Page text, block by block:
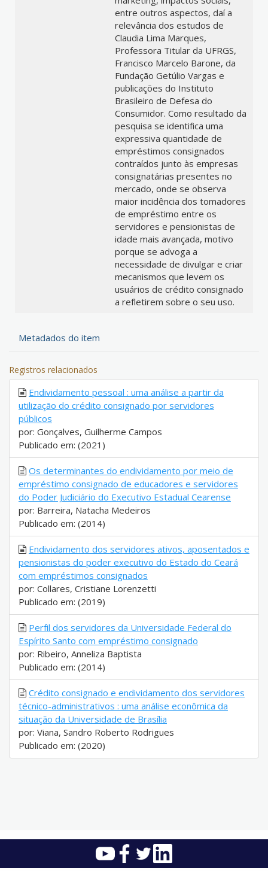
entre outros aspectos, daí a
relevância dos estudos de
Claudia Lima Marques,
Professora Titular da UFRGS,
Francisco Marcelo Barone, da
Fundação Getúlio Vargas e
publicações do Instituto
Brasileiro de Defesa do
Consumidor. Como resultado da
pesquisa se identifica uma
expressiva quantidade de
empréstimos consignados
contraídos junto às empresas
consignatárias presentes no
mercado, onde se observa
maior incidência dos tomadores
de empréstimo entre os
servidores e pensionistas de
idade mais avançada, motivo
porque se advoga a
necessidade de divulgar e criar
mecanismos que levem os
usuários de crédito consignado
a refletirem sobre o seu uso.
Metadados do item
Registros relacionados
Endividamento pessoal : uma análise a partir da
utilização do crédito consignado por servidores
públicos
por: Gonçalves, Guilherme Campos
Publicado em: (2021)
Os determinantes do endividamento por meio de
empréstimo consignado de educadores e servidores
do Poder Judiciário do Executivo Estadual Cearense
por: Barreira, Natacha Medeiros
Publicado em: (2014)
Endividamento dos servidores ativos, aposentados e
pensionistas do poder executivo do Estado do Ceará
com empréstimos consignados
por: Collares, Cristiane Lorenzetti
Publicado em: (2019)
Perfil dos servidores da Universidade Federal do
Espírito Santo com empréstimo consignado
por: Ribeiro, Anneliza Baptista
Publicado em: (2014)
Crédito consignado e endividamento dos servidores
técnico-administrativos : uma análise econômica da
situação da Universidade de Brasília
por: Viana, Sandro Roberto Rodrigues
Publicado em: (2020)